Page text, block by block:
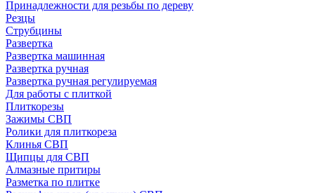
Принадлежности для резьбы по дереву
Резцы
Струбцины
Развертка
Развертка машинная
Развертка ручная
Развертка ручная регулируемая
Для работы с плиткой
Плиткорезы
Зажимы СВП
Ролики для плиткореза
Клинья СВП
Щипцы для СВП
Алмазные притиры
Разметка по плитке